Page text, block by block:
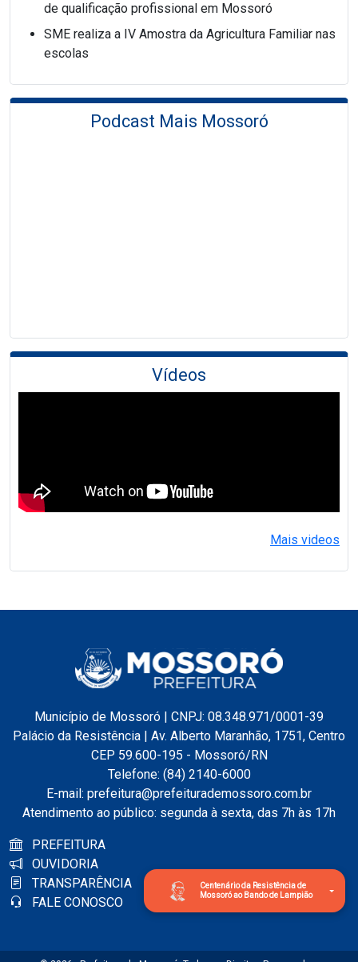
Centenário da Resistência de
Mossoró ao Bando de Lampião
de qualificação profissional em Mossoró
SME realiza a IV Amostra da Agricultura Familiar nas
escolas
Podcast Mais Mossoró
Vídeos
Mais videos
Município de Mossoró | CNPJ: 08.348.971/0001-39
Palácio da Resistência | Av. Alberto Maranhão, 1751, Centro
CEP 59.600-195 - Mossoró/RN
Telefone: (84) 2140-6000
E-mail: prefeitura@prefeiturademossoro.com.br
Atendimento ao público: segunda à sexta, das 7h às 17h
PREFEITURA
OUVIDORIA
TRANSPARÊNCIA
FALE CONOSCO